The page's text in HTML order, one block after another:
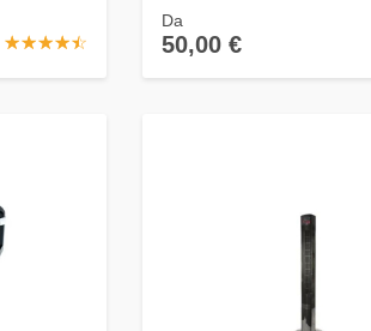
☆☆☆☆☆
★★★★★
Da
50,00 €